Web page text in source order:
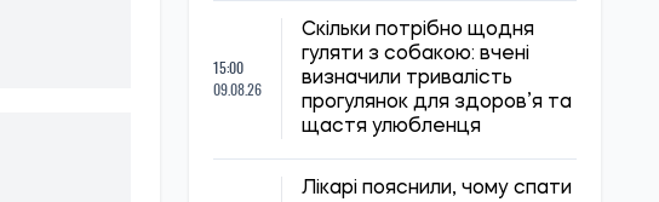
15:00
09.08.26
Скільки потрібно щодня
гуляти з собакою: вчені
визначили тривалість
прогулянок для здоров’я та
щастя улюбленця
Лікарі пояснили, чому спати